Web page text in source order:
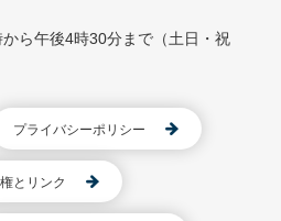
ら午後4時30分まで（土日・祝
プライバシーポリシー
とリンク